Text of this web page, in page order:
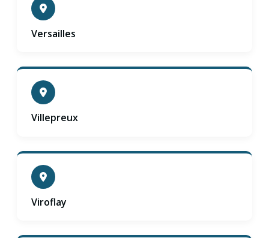
Versailles
Villepreux
Viroflay